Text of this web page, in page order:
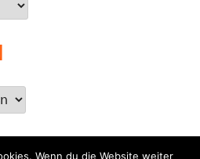
Wenn du die Website weiter